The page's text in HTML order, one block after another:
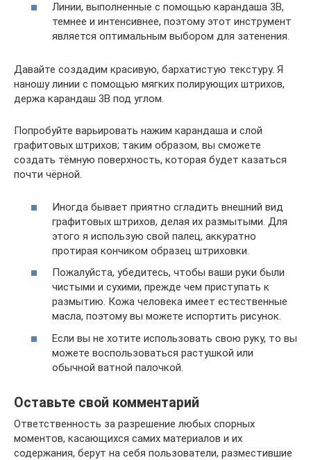
Линии, выполненные с помощью карандаша 3B,
темнее и интенсивнее, поэтому этот инструмент
является оптимальным выбором для затенения.
Давайте создадим красивую, бархатистую текстуру. Я
наношу линии с помощью мягких полирующих штрихов,
держа карандаш 3В под углом.
Попробуйте варьировать нажим карандаша и слой
графитовых штрихов; таким образом, вы сможете
создать тёмную поверхность, которая будет казаться
почти чёрной.
Иногда бывает приятно сгладить внешний вид
графитовых штрихов, делая их размытыми. Для
этого я использую свой палец, аккуратно
протирая кончиком образец штриховки.
Пожалуйста, убедитесь, чтобы ваши руки были
чистыми и сухими, прежде чем приступать к
размытию. Кожа человека имеет естественные
масла, поэтому вы можете испортить рисунок.
Если вы не хотите использовать свою руку, то вы
можете воспользоваться растушкой или
обычной ватной палочкой.
Оставьте свой комментарий
Ответственность за разрешение любых спорных
моментов, касающихся самих материалов и их
содержания, берут на себя пользователи, разместившие